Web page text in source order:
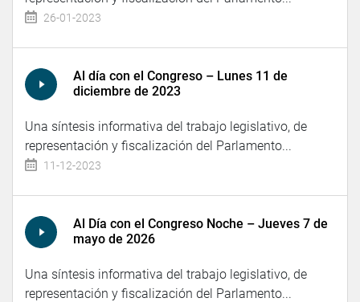
26-01-2023
Al día con el Congreso – Lunes 11 de
diciembre de 2023
Una síntesis informativa del trabajo legislativo, de
representación y fiscalización del Parlamento...
11-12-2023
Al Día con el Congreso Noche – Jueves 7 de
mayo de 2026
Una síntesis informativa del trabajo legislativo, de
representación y fiscalización del Parlamento...